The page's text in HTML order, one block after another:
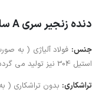
دنده زنجیر سری A سایز 180 تک ردیفه نافی دار
جنس:
استیل 304 نیز تولید می گردد.)
تراشکاری: بدون تراشکاری (